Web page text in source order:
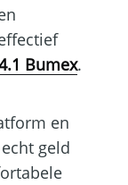
Bumex.
en
geld